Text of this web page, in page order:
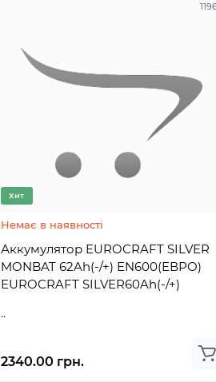
Хит
Немає в наявності
Аккумулятор EUROCRAFT SILVER
MONBAT 62Ah(-/+) EN600(ЕВРО)
EUROCRAFT SILVER60Ah(-/+)
..
2340.00 грн.